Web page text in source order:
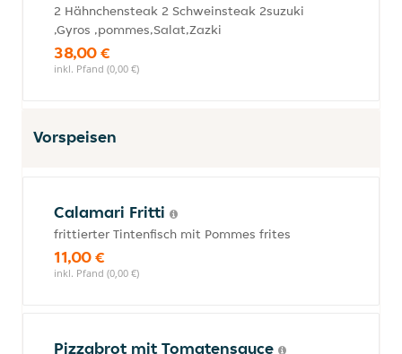
2 Hähnchensteak 2 Schweinsteak 2suzuki
,Gyros ,pommes,Salat,Zazki
38,00 €
inkl. Pfand (0,00 €)
Vorspeisen
Calamari Fritti
frittierter Tintenfisch mit Pommes frites
11,00 €
inkl. Pfand (0,00 €)
Pizzabrot mit Tomatensauce